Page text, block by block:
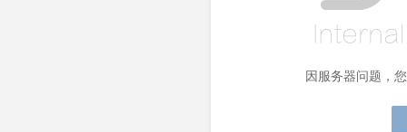
因服务器问题，